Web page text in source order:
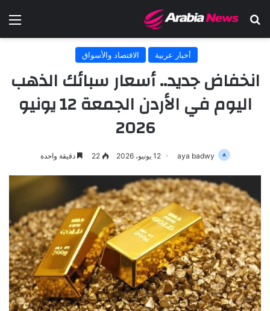
بحث عن
أخبار عربية الاقتصاد والأسواق
انخفاض جديد.. أسعار سبائك الذهب
اليوم في الأردن الجمعة 12 يونيو
2026
aya badwy 12 يونيو، 2026 22 دقيقة واحدة